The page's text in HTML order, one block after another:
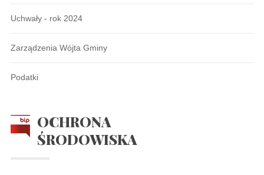
Uchwały - rok 2024
Zarządzenia Wójta Gminy
Podatki
OCHRONA
ŚRODOWISKA